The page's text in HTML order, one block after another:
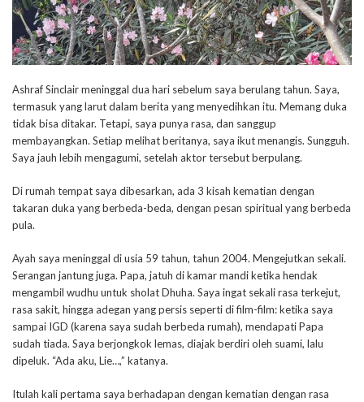
Ashraf Sinclair meninggal dua hari sebelum saya berulang tahun. Saya,
termasuk yang larut dalam berita yang menyedihkan itu. Memang duka
tidak bisa ditakar. Tetapi, saya punya rasa, dan sanggup
membayangkan. Setiap melihat beritanya, saya ikut menangis. Sungguh.
Saya jauh lebih mengagumi, setelah aktor tersebut berpulang.
Di rumah tempat saya dibesarkan, ada 3 kisah kematian dengan
takaran duka yang berbeda-beda, dengan pesan spiritual yang berbeda
pula.
Ayah saya meninggal di usia 59 tahun, tahun 2004. Mengejutkan sekali.
Serangan jantung juga. Papa, jatuh di kamar mandi ketika hendak
mengambil wudhu untuk sholat Dhuha. Saya ingat sekali rasa terkejut,
rasa sakit, hingga adegan yang persis seperti di film-film: ketika saya
sampai IGD (karena saya sudah berbeda rumah), mendapati Papa
sudah tiada. Saya berjongkok lemas, diajak berdiri oleh suami, lalu
dipeluk. “Ada aku, Lie…,” katanya.
Itulah kali pertama saya berhadapan dengan kematian dengan rasa